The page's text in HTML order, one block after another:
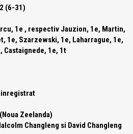
(6-31)
1e , respectiv Jauzion, 1e, Martin,
1e, Szarzewski, 1e, Laharrague, 1e,
Castaignede, 1e, 1t
inregistrat
Zeelanda)
Changleng si David Changleng